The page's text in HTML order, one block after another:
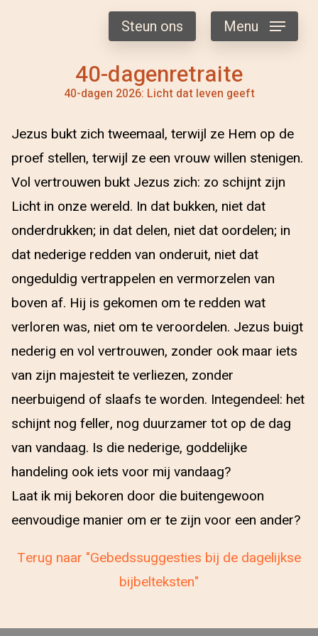
40-dagenretraite
40-dagen 2026: Licht dat leven geeft
Steun ons Menu
Jezus bukt zich tweemaal, terwijl ze Hem op de
proef stellen, terwijl ze een vrouw willen stenigen.
Vol vertrouwen bukt Jezus zich: zo schijnt zijn
Licht in onze wereld. In dat bukken, niet dat
onderdrukken; in dat delen, niet dat oordelen; in
dat nederige redden van onderuit, niet dat
ongeduldig vertrappelen en vermorzelen van
boven af. Hij is gekomen om te redden wat
verloren was, niet om te veroordelen. Jezus buigt
nederig en vol vertrouwen, zonder ook maar iets
van zijn majesteit te verliezen, zonder
neerbuigend of slaafs te worden. Integendeel: het
schijnt nog feller, nog duurzamer tot op de dag
van vandaag. Is die nederige, goddelijke
handeling ook iets voor mij vandaag?
Laat ik mij bekoren door die buitengewoon
eenvoudige manier om er te zijn voor een ander?
Terug naar "Gebedssuggesties bij de dagelijkse
bijbelteksten"